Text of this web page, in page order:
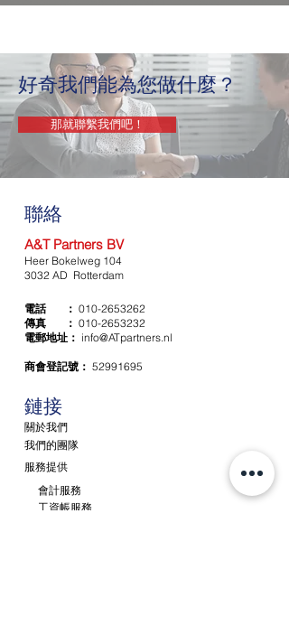
好奇我們能為您做什麼？
那就聯繫我們吧！
聯絡
A&T Partners BV
Heer Bokelweg 104
3032 AD Rotterdam
電話 ： 010-2653262
傳真 ： 010-2653232
電郵地址： info@ATpartners.nl
商會登記號： 52991695
​鏈接
關於我們
我們的團隊
服務提供
會計服務
工資帳服務